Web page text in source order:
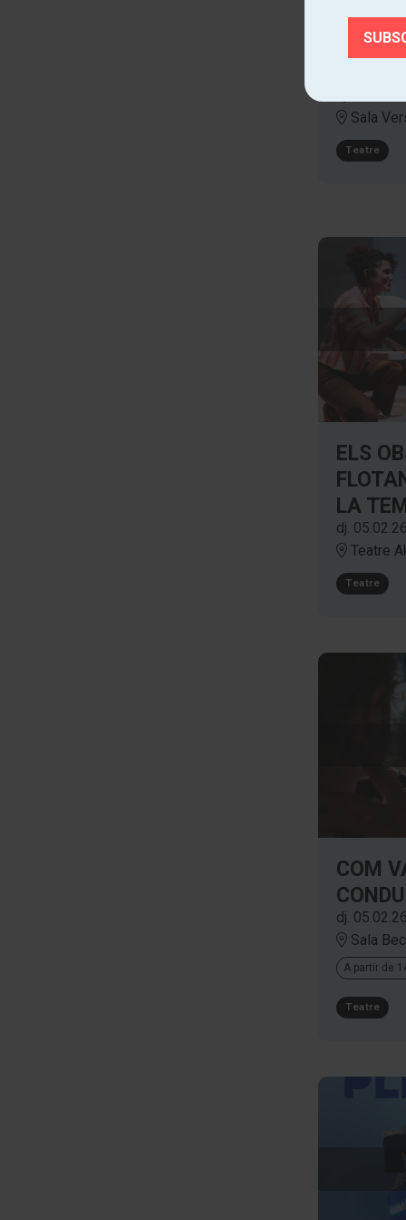
LA
Sala
Teatre
ELS
LA
dj. 05.02.26
Teatre
Teatre
COM
dj. 05.02.26
Sala
A partir de
Teatre